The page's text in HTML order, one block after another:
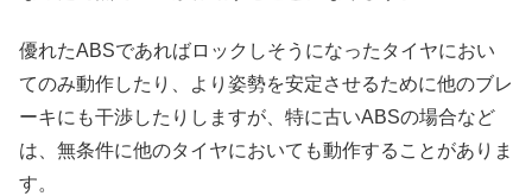
優れたABSであればロックしそうになったタイヤにおい
てのみ動作したり、より姿勢を安定させるために他のブレ
ーキにも干渉したりしますが、特に古いABSの場合など
は、無条件に他のタイヤにおいても動作することがありま
す。